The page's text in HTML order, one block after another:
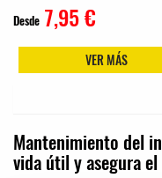
Desde 7,95 €
VER MÁS
Mantenimiento del
vida útil y asegura